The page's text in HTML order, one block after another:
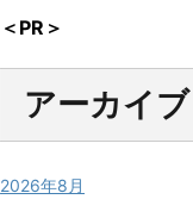
＜PR＞
アーカイブ
2026年8月